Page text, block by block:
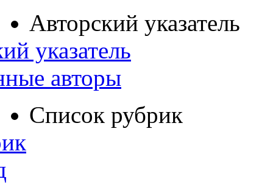
Авторский указатель
указатель
авторы
Список рубрик